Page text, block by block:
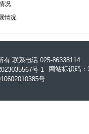
况
情况
有 联系电话:025-86338114
号-1
网站标识码
号